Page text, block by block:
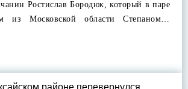
Ростислав Бородюк, который в паре
из Московской области Степаном…
районе перевернулся